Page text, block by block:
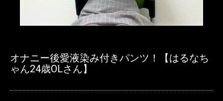
オナニー後愛液染み付きパンツ！【はるなち
ゃん24歳OLさん】